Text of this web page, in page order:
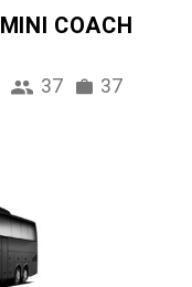
MINI COACH
37 37